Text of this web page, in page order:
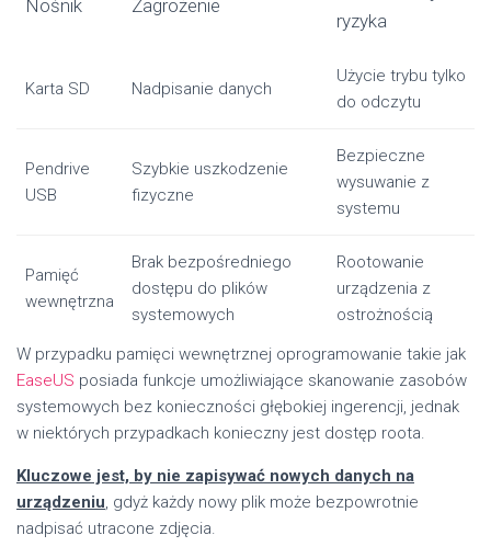
Nośnik Zagrożenie
ryzyka
Karta SD Nadpisanie danych
Użycie trybu tylko
do odczytu
Pendrive
USB
Szybkie uszkodzenie
fizyczne
Bezpieczne
wysuwanie z
systemu
Pamięć
wewnętrzna
Brak bezpośredniego
dostępu do plików
systemowych
Rootowanie
urządzenia z
ostrożnością
W przypadku pamięci wewnętrznej oprogramowanie takie jak
EaseUS posiada funkcje umożliwiające skanowanie zasobów
systemowych bez konieczności głębokiej ingerencji, jednak
w niektórych przypadkach konieczny jest dostęp roota.
Kluczowe jest, by nie zapisywać nowych danych na
urządzeniu, gdyż każdy nowy plik może bezpowrotnie
nadpisać utracone zdjęcia.